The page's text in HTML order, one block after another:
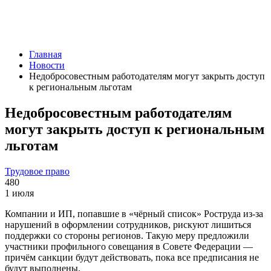
Главная
Новости
Недобросовестным работодателям могут закрыть доступ
к региональным льготам
Недобросовестным работодателям
могут закрыть доступ к региональным
льготам
Трудовое право
480
1 июля
Компании и ИП, попавшие в «чёрный список» Роструда из-за
нарушений в оформлении сотрудников, рискуют лишиться
поддержки со стороны регионов. Такую меру предложили
участники профильного совещания в Совете Федерации —
причём санкции будут действовать, пока все предписания не
будут выполнены.